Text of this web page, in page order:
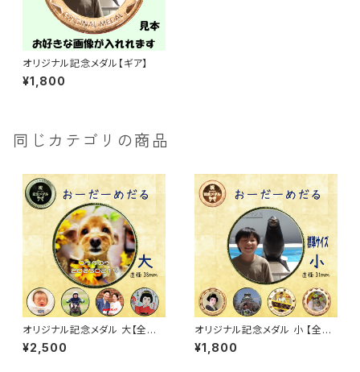
オリジナル記念メダル【ギア】
¥1,800
同じカテゴリの商品
オリジナル記念メダル 大【全
面】・裏面【祝あり・祝なし】ケー
ス付き
¥2,500
オリジナル記念メダル 小 【全
面・ギア・ハート・花】・裏面【祝あ
り・祝なし】ケース付き
¥1,800